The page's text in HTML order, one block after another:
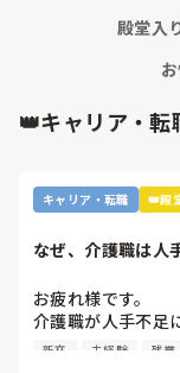
あーやってくれ
かね、酷いスタ
ょうがない。
殿堂入
👑キャリア・
キャリア・転職 👑殿
なぜ、介護職は人
お疲れ様です。
介護職が人手不足
理由を下から選ん
新卒 未経験 残業